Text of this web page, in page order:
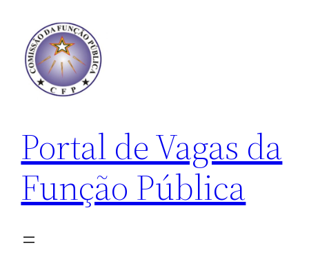
conteúdo
Portal de Vagas da
Função Pública